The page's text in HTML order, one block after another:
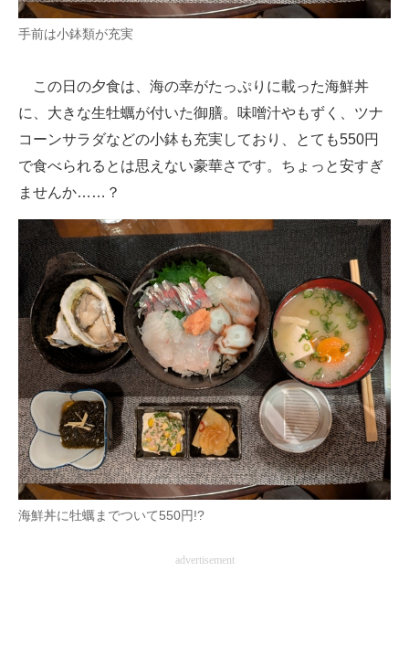
手前は小鉢類が充実
この日の夕食は、海の幸がたっぷりに載った海鮮丼
に、大きな生牡蠣が付いた御膳。味噌汁やもずく、ツナ
コーンサラダなどの小鉢も充実しており、とても550円
で食べられるとは思えない豪華さです。ちょっと安すぎ
ませんか……？
海鮮丼に牡蠣までついて550円!?
advertisement